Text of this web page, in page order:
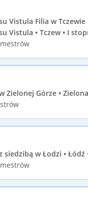
Vistula Filia w Tczewie
Vistula • Tczew • I
Górze •
siedzibą w Łodzi • Łódź